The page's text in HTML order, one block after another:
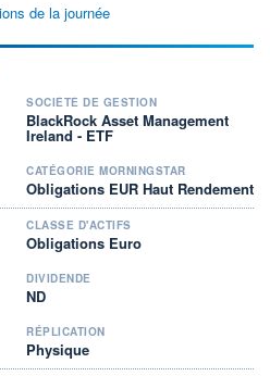
de la journée
SOCIÉTÉ DE GESTION
BlackRock Asset Management
Ireland - ETF
CATÉGORIE MORNINGSTAR
Obligations EUR Haut Rendement
CLASSE D'ACTIFS
Obligations Euro
DIVIDENDE
ND
RÉPLICATION
Physique